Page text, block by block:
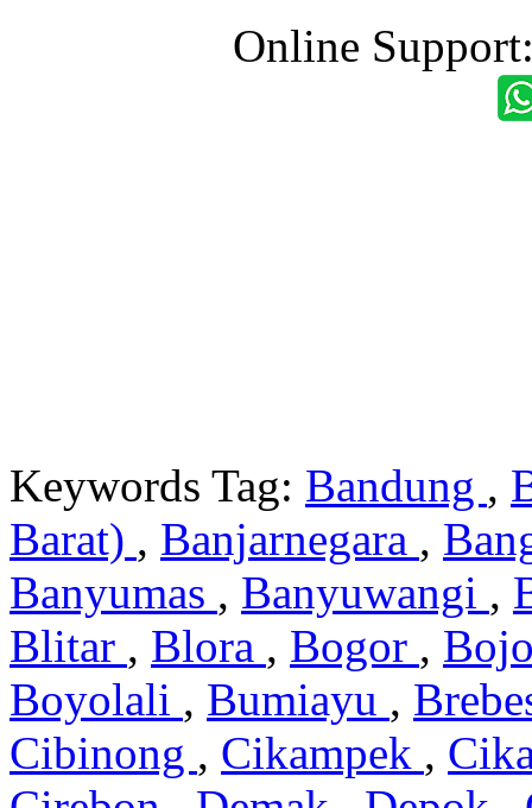
Online
Keywords Tag: Bandung ,
Barat) , Banjarnegara ,
Banyumas , Banyuwangi ,
Blitar , Blora , Bogor ,
Boyolali , Bumiayu ,
Cibinong , Cikampek ,